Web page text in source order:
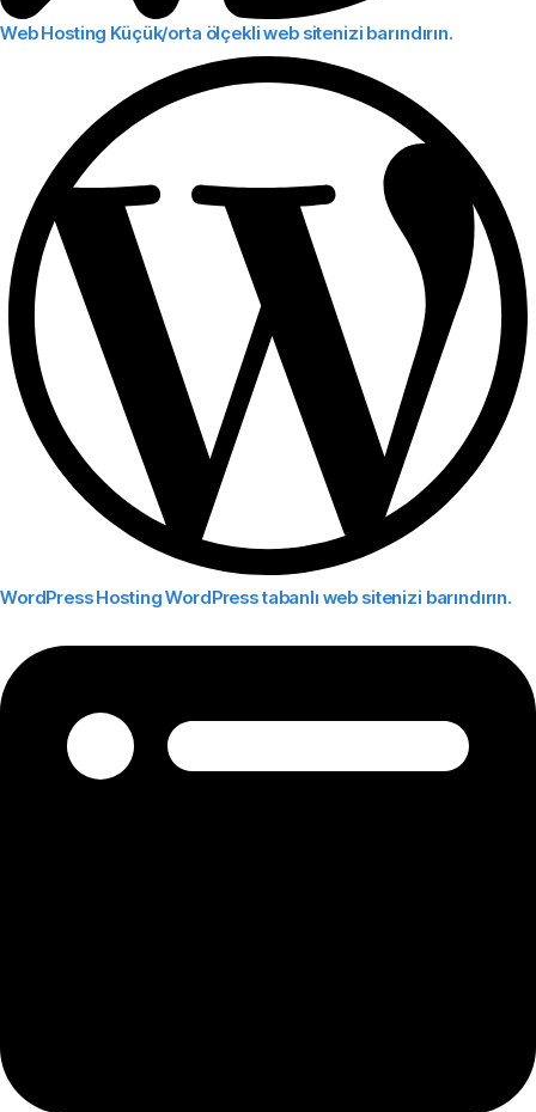
Web Hosting Küçük/orta ölçekli web sitenizi barındırın.
WordPress HostingWordPress tabanlı web sitenizi barındırın.